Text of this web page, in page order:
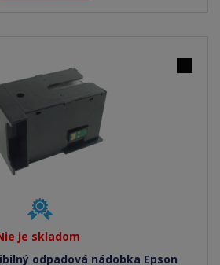
je skladom
odpadová nádobka Epson